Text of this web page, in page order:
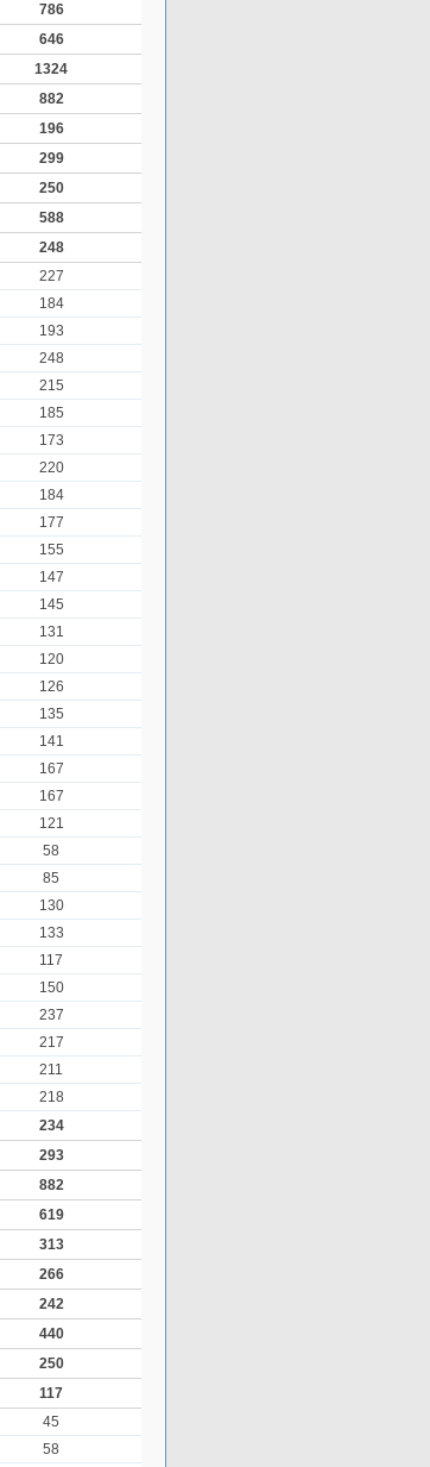
786
646
1324
882
196
299
250
588
248
227
184
193
248
215
185
173
220
184
177
155
147
145
131
120
126
135
141
167
167
121
58
85
130
133
117
150
237
217
211
218
234
293
882
619
313
266
242
440
250
117
45
58